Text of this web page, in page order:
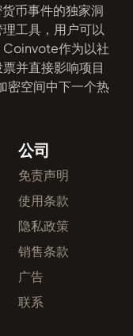
币事件的独家洞
工具，用户可以
Coinvote作为以社
并直接影响项目
密空间中下一个热
公司
免责声明
使用条款
隐私政策
销售条款
广告
联系